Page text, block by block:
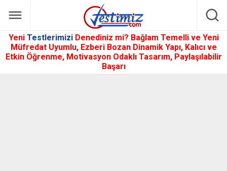
Yeni Testlerimizi Denediniz mi? Bağlam Temelli ve Yeni
Müfredat Uyumlu, Ezberi Bozan Dinamik Yapı, Kalıcı ve
Etkin Öğrenme, Motivasyon Odaklı Tasarım, Paylaşılabilir
Başarı